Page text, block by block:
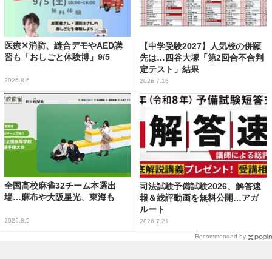
医療✕消防、縫合デモやAED講
習も「おしごと体験博」9/5
2026.8.6
【中学受験2027】人気校の併願
先は…四谷大塚「第2回合不合判
定テスト」結果
2026.7.16
全国高校麻雀32チーム本選出
場…麻布や大阪星光、東海も
2026.8.5
司法試験予備試験2026、解答速
報＆総評動画を無料公開…アガ
ルート
2026.7.21
Recommended by